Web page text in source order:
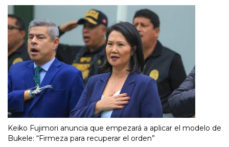
Keiko Fujimori anuncia que empezará a aplicar el modelo de
Bukele: “Firmeza para recuperar el orden”